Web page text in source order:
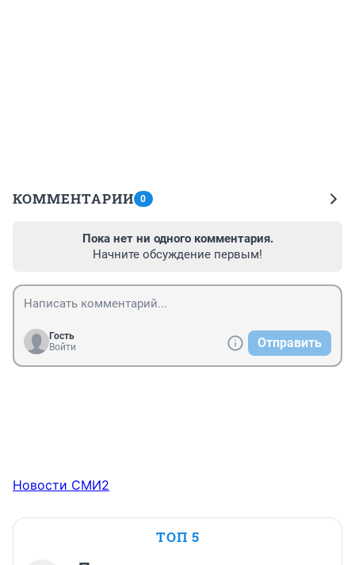
КОММЕНТАРИИ 0
Пока нет ни одного комментария.
Начните обсуждение первым!
Гость
Войти
Отправить
Новости СМИ2
ТОП 5